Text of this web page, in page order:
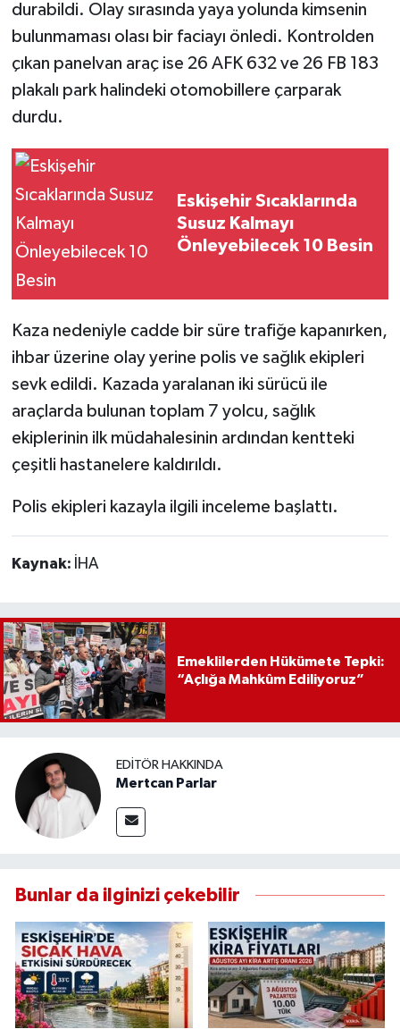
durabildi. Olay sırasında yaya yolunda kimsenin
bulunmaması olası bir faciayı önledi. Kontrolden
çıkan panelvan araç ise 26 AFK 632 ve 26 FB 183
plakalı park halindeki otomobillere çarparak
durdu.
Eskişehir Sıcaklarında
Susuz Kalmayı
Önleyebilecek 10 Besin
Kaza nedeniyle cadde bir süre trafiğe kapanırken,
ihbar üzerine olay yerine polis ve sağlık ekipleri
sevk edildi. Kazada yaralanan iki sürücü ile
araçlarda bulunan toplam 7 yolcu, sağlık
ekiplerinin ilk müdahalesinin ardından kentteki
çeşitli hastanelere kaldırıldı.
Polis ekipleri kazayla ilgili inceleme başlattı.
Kaynak: İHA
Emeklilerden Hükümete Tepki:
“Açlığa Mahkûm Ediliyoruz”
EDITÖR HAKKINDA
Mertcan Parlar
Bunlar da ilginizi çekebilir